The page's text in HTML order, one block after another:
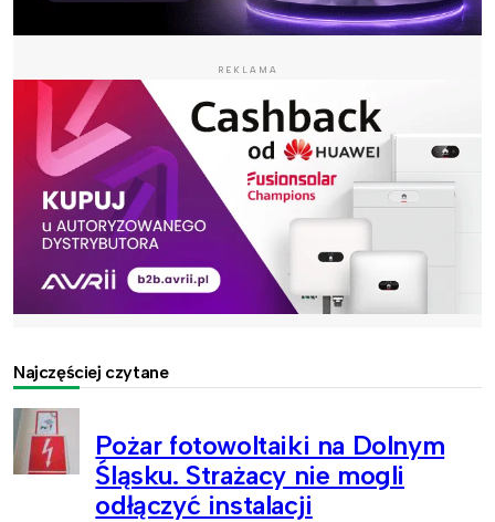
REKLAMA
Najczęściej czytane
Pożar fotowoltaiki na Dolnym
Śląsku. Strażacy nie mogli
odłączyć instalacji